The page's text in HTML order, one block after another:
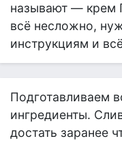
называют — крем
всё несложно,
инструкциям и
Подготавливаем
ингредиенты.
достать заранее